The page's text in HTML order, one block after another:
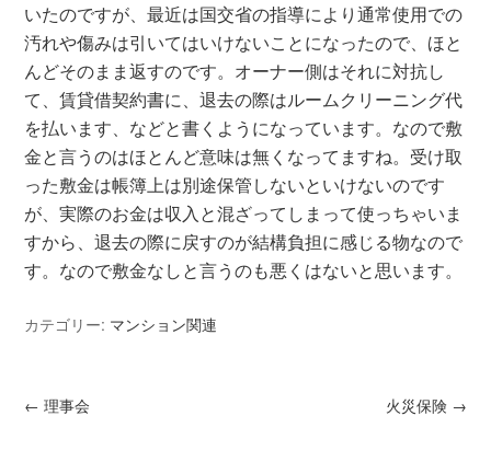
いたのですが、最近は国交省の指導により通常使用での
汚れや傷みは引いてはいけないことになったので、ほと
んどそのまま返すのです。オーナー側はそれに対抗し
て、賃貸借契約書に、退去の際はルームクリーニング代
を払います、などと書くようになっています。なので敷
金と言うのはほとんど意味は無くなってますね。受け取
った敷金は帳簿上は別途保管しないといけないのです
が、実際のお金は収入と混ざってしまって使っちゃいま
すから、退去の際に戻すのが結構負担に感じる物なので
す。なので敷金なしと言うのも悪くはないと思います。
カテゴリー: マンション関連
← 理事会 火災保険 →